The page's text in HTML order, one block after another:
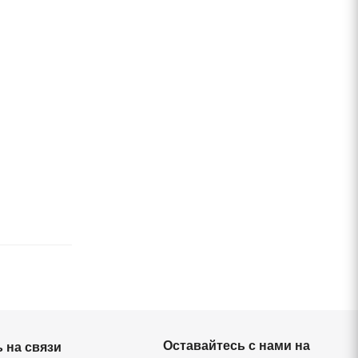
на связи
Оставайтесь с нами на